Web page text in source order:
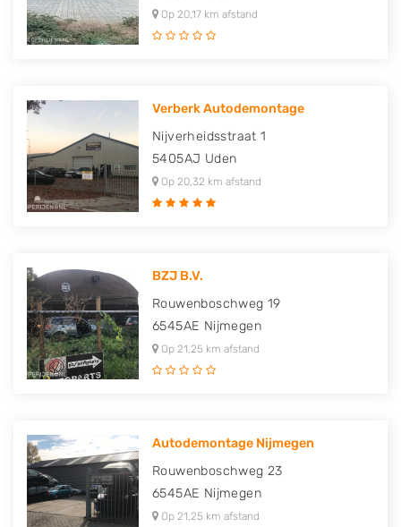
Op 20,17 km afstand
Verberk Autodemontage
Nijverheidsstraat 1
5405AJ Uden
Op 20,32 km afstand
BZJ B.V.
Rouwenboschweg 19
6545AE Nijmegen
Op 21,25 km afstand
Autodemontage Nijmegen
Rouwenboschweg 23
6545AE Nijmegen
Op 21,25 km afstand